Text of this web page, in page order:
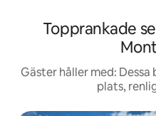
Topprankade
Gäster håller med:
plats,